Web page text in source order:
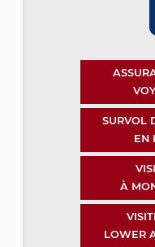
SURVOL
EN
À
LOWER